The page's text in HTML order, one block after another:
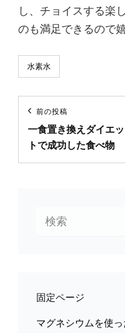
し、チョイスする楽
のも満足できるので
カ
テ
ー
水素水
投
稿
ナ
前
の
投
前の投稿
一食置き換えダイエッ
トで成功した食べ物
固定ページ
マグネシウムを使